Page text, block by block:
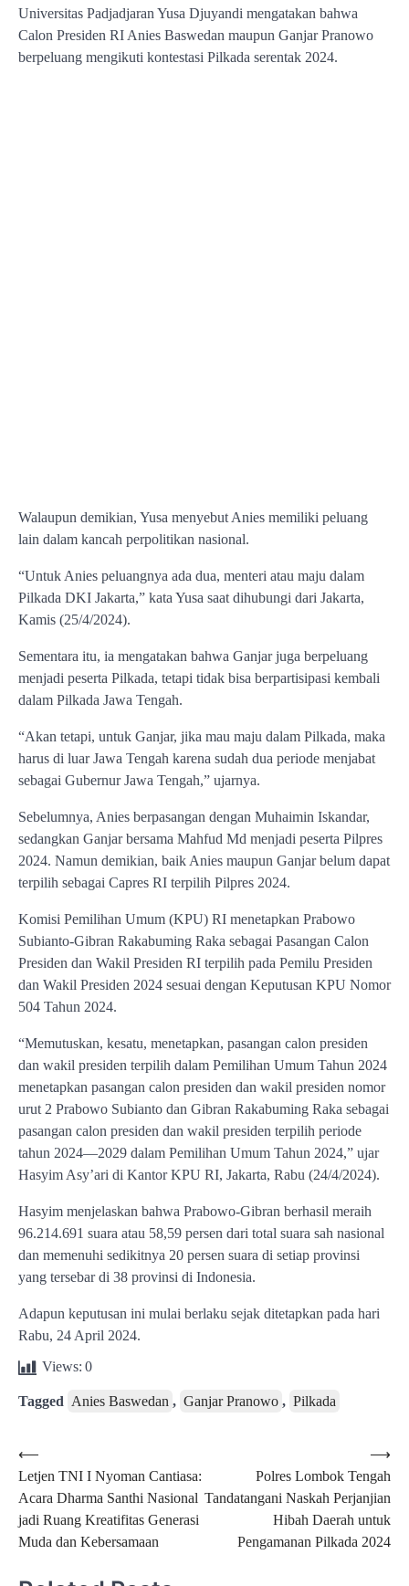
Universitas Padjadjaran Yusa Djuyandi mengatakan bahwa
Calon Presiden RI Anies Baswedan maupun Ganjar Pranowo
berpeluang mengikuti kontestasi Pilkada serentak 2024.
Walaupun demikian, Yusa menyebut Anies memiliki peluang
lain dalam kancah perpolitikan nasional.
“Untuk Anies peluangnya ada dua, menteri atau maju dalam
Pilkada DKI Jakarta,” kata Yusa saat dihubungi dari Jakarta,
Kamis (25/4/2024).
Sementara itu, ia mengatakan bahwa Ganjar juga berpeluang
menjadi peserta Pilkada, tetapi tidak bisa berpartisipasi kembali
dalam Pilkada Jawa Tengah.
“Akan tetapi, untuk Ganjar, jika mau maju dalam Pilkada, maka
harus di luar Jawa Tengah karena sudah dua periode menjabat
sebagai Gubernur Jawa Tengah,” ujarnya.
Sebelumnya, Anies berpasangan dengan Muhaimin Iskandar,
sedangkan Ganjar bersama Mahfud Md menjadi peserta Pilpres
2024. Namun demikian, baik Anies maupun Ganjar belum dapat
terpilih sebagai Capres RI terpilih Pilpres 2024.
Komisi Pemilihan Umum (KPU) RI menetapkan Prabowo
Subianto-Gibran Rakabuming Raka sebagai Pasangan Calon
Presiden dan Wakil Presiden RI terpilih pada Pemilu Presiden
dan Wakil Presiden 2024 sesuai dengan Keputusan KPU Nomor
504 Tahun 2024.
“Memutuskan, kesatu, menetapkan, pasangan calon presiden
dan wakil presiden terpilih dalam Pemilihan Umum Tahun 2024
menetapkan pasangan calon presiden dan wakil presiden nomor
urut 2 Prabowo Subianto dan Gibran Rakabuming Raka sebagai
pasangan calon presiden dan wakil presiden terpilih periode
tahun 2024—2029 dalam Pemilihan Umum Tahun 2024,” ujar
Hasyim Asy’ari di Kantor KPU RI, Jakarta, Rabu (24/4/2024).
Hasyim menjelaskan bahwa Prabowo-Gibran berhasil meraih
96.214.691 suara atau 58,59 persen dari total suara sah nasional
dan memenuhi sedikitnya 20 persen suara di setiap provinsi
yang tersebar di 38 provinsi di Indonesia.
Adapun keputusan ini mulai berlaku sejak ditetapkan pada hari
Rabu, 24 April 2024.
Views: 0
Tagged Anies Baswedan , Ganjar Pranowo , Pilkada
Post
navigation
⟵
Letjen TNI I Nyoman Cantiasa:
Acara Dharma Santhi Nasional
jadi Ruang Kreatifitas Generasi
Muda dan Kebersamaan
Polres Lombok Tengah
Tandatangani Naskah Perjanjian
Hibah Daerah untuk
Pengamanan Pilkada 2024
⟶